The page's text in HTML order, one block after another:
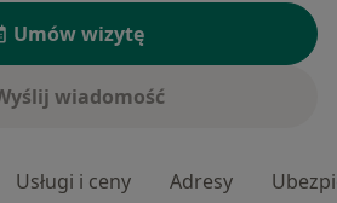
Umów wizytę
wiadomość
Usługi i ceny Adresy